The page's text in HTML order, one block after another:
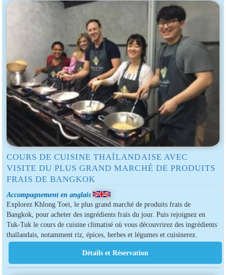
COURS DE CUISINE THAÏLANDAISE AVEC
VISITE DU PLUS GRAND MARCHÉ DE PRODUITS
FRAIS DE BANGKOK
Accompagnement en anglais
Explorez Khlong Toei, le plus grand marché de produits frais de
Bangkok, pour acheter des ingrédients frais du jour. Puis rejoignez en
Tuk-Tuk le cours de cuisine climatisé où vous découvrirez des ingrédients
thaïlandais, notamment riz, épices, herbes et légumes et cuisinerez.